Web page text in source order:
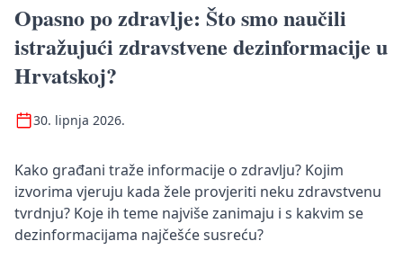
Opasno po zdravlje: Što smo naučili
istražujući zdravstvene dezinformacije u
Hrvatskoj?
30. lipnja 2026.
Kako građani traže informacije o zdravlju? Kojim
izvorima vjeruju kada žele provjeriti neku zdravstvenu
tvrdnju? Koje ih teme najviše zanimaju i s kakvim se
dezinformacijama najčešće susreću?